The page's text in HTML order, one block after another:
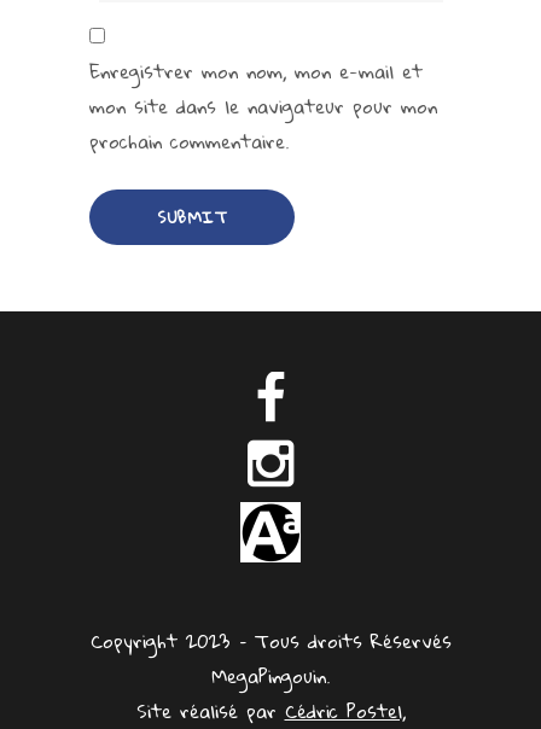
Enregistrer mon nom, mon e-mail et
mon site dans le navigateur pour mon
prochain commentaire.
Copyright 2023 – Tous droits Réservés
MegaPingouin.
Site réalisé parCédric Postel,